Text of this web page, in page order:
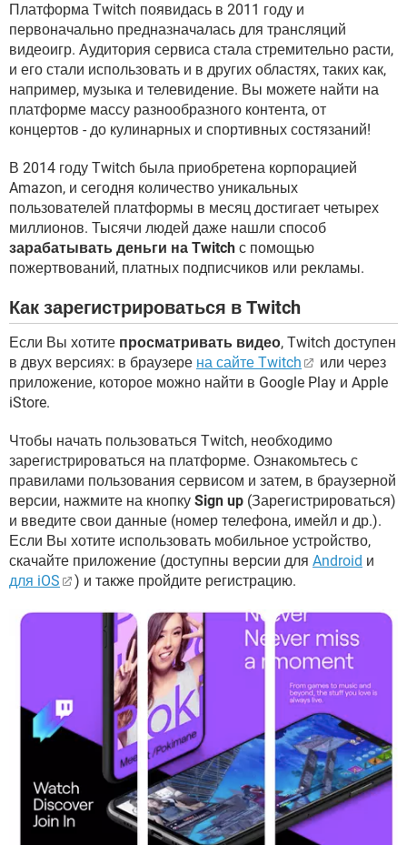
Платформа Twitch появидась в 2011 году и
первоначально предназначалась для трансляций
видеоигр. Аудитория сервиса стала стремительно расти,
и его стали использовать и в других областях, таких как,
например, музыка и телевидение. Вы можете найти на
платформе массу разнообразного контента, от
концертов - до кулинарных и спортивных состязаний!
В 2014 году Twitch была приобретена корпорацией
Amazon, и сегодня количество уникальных
пользователей платформы в месяц достигает четырех
миллионов. Тысячи людей даже нашли способ
зарабатывать деньги на Twitch с помощью
пожертвований, платных подписчиков или рекламы.
Как зарегистрироваться в Twitch
Если Вы хотите просматривать видео, Twitch доступен
в двух версиях: в браузере на сайте Twitch
или через
приложение, которое можно найти в Google Play и Apple
iStore.
Чтобы начать пользоваться Twitch, необходимо
зарегистрироваться на платформе. Ознакомьтесь с
правилами пользования сервисом и затем, в браузерной
версии, нажмите на кнопку Sign up (Зарегистрироваться)
и введите свои данные (номер телефона, имейл и др.).
Если Вы хотите использовать мобильное устройство,
скачайте приложение (доступны версии для Android и
для iOS
) и также пройдите регистрацию.